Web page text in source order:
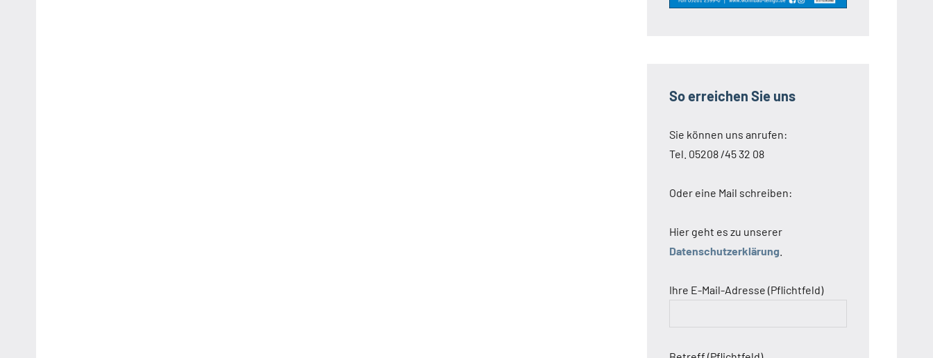
So erreichen Sie uns
Sie können uns anrufen:
Tel. 05208 /45 32 08
Oder eine Mail schreiben:
Hier geht es zu unserer
Datenschutzerklärung
Ihre E-Mail-Adresse (Pflichtfeld)